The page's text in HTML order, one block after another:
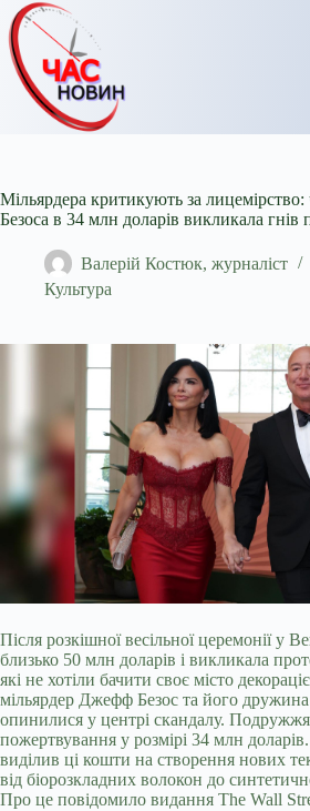
Перейти
до
вмісту
Мільярдера критикують за
Безоса в 34 млн доларів викликала гнів
Валерій Костюк, журналіст
Культура
Після розкішної весільної церемонії у
близько 50 млн доларів і викликала
які не хотіли бачити своє місто
мільярдер Джефф Безос та його
опинилися у центрі скандалу.
пожертвування у розмірі 34 млн
виділив ці кошти на створення нових
від біорозкладних волокон до
Про це повідомило видання The Wall